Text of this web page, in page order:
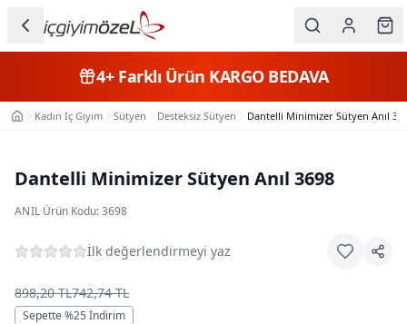
Kategorileri
Erkek
Çocuk
Fantazi
Büyük
Beden
4+Farklı Ürün KARGO BEDAVA
Ana SayfaKadın İç Giyim Sütyen Desteksiz Sütyen Dantelli Minimizer Sütyen Anıl
Dantelli Minimizer Sütyen Anıl 3698
ANIL·Ürün Kodu:3698
İlk değerlendirmeyi yaz
898,20 TL742,74 TL
Sepette %25 İndirim